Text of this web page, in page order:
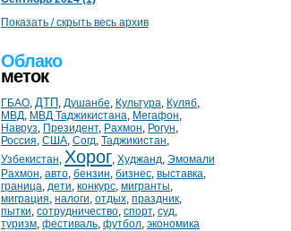
Показать / скрыть весь архив
Облако
меток
ГБАО, ДТП , Душанбе, Культура, Куляб,
МВД, МВД Таджикистана, Мегафон,
Навруз, Президент, Рахмон, Рогун,
Россия, США, Согд, Таджикистан,
Узбекистан, Хорог, Худжанд, Эмомали
Рахмон, авто, бензин, бизнес, выставка,
граница, дети, конкурс, мигранты,
миграция, налоги, отдых, праздник,
пытки, сотрудничество, спорт, суд,
туризм, фестиваль, футбол, экономика